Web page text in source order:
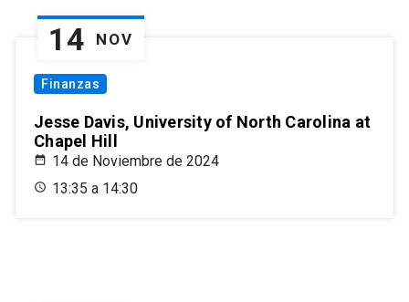
14 NOV
Finanzas
Jesse Davis, University of North Carolina at
Chapel Hill
14 de Noviembre de 2024
13:35 a 14:30